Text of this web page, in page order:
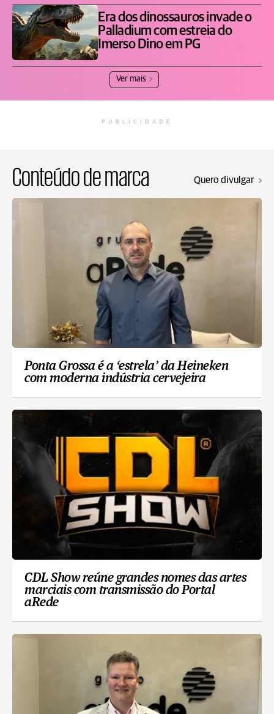
Era dos dinossauros invade o
Palladium com estreia do
Imerso Dino em PG
Ver mais
PUBLICIDADE
Conteúdo de marca Quero divulgar
Ponta Grossa é a ‘estrela’ da Heineken
com moderna indústria cervejeira
CDL Show reúne grandes nomes das artes
marciais com transmissão do Portal
aRede